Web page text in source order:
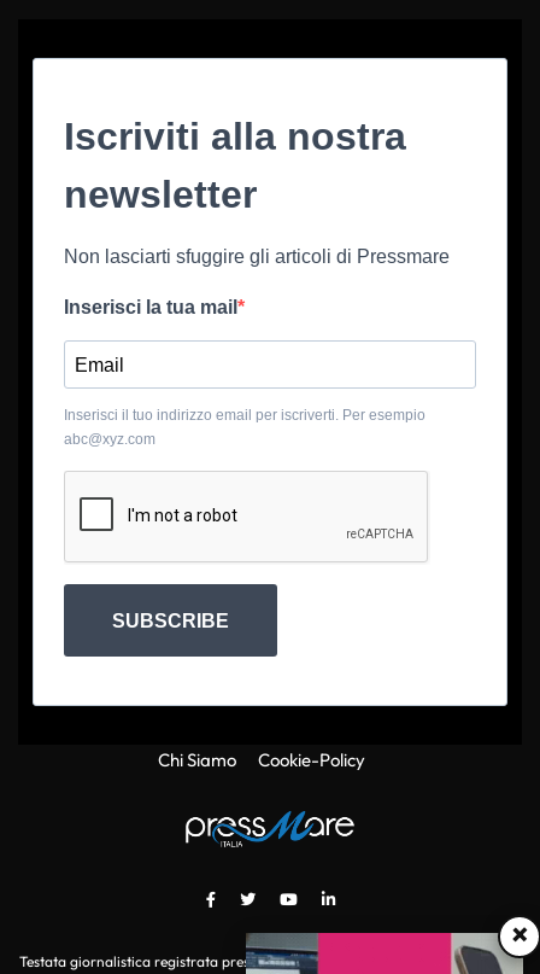
×
Iscriviti alla nostra
newsletter
Non lasciarti sfuggire gli articoli di Pressmare
Inserisci la tua mail
Inserisci il tuo indirizzo email per iscriverti. Per esempio
abc@xyz.com
SUBSCRIBE
Chi Siamo Cookie-Policy
Testata giornalistica registrata presso il Tribunale di Roma con autorizzazione